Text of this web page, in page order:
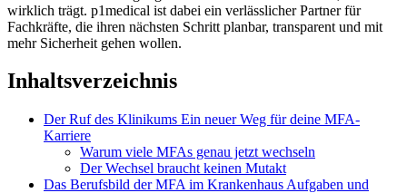
wirklich trägt. p1medical ist dabei ein verlässlicher Partner für
Fachkräfte, die ihren nächsten Schritt planbar, transparent und mit
mehr Sicherheit gehen wollen.
Inhaltsverzeichnis
Der Ruf des Klinikums Ein neuer Weg für deine MFA-
Karriere
Warum viele MFAs genau jetzt wechseln
Der Wechsel braucht keinen Mutakt
Das Berufsbild der MFA im Krankenhaus Aufgaben und